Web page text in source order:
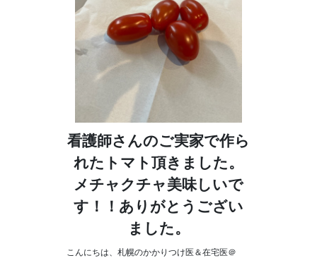
看護師さんのご実家で作ら
れたトマト頂きました。
メチャクチャ美味しいで
す！！ありがとうござい
ました。
こんにちは、札幌のかかりつけ医＆在宅医＠